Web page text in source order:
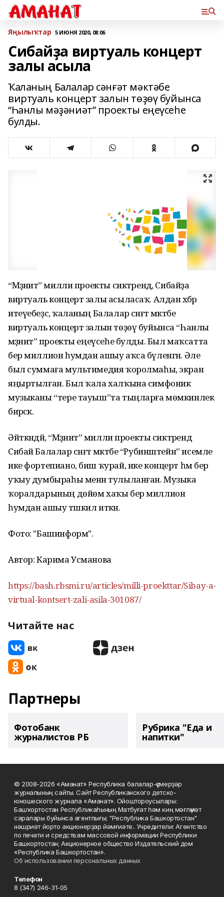
Яңылыҡтар 5 ИЮНЯ 2020, 08:06
Сибайҙа виртуаль концерт
залы асыла
Ҡаланың Балалар сәнғәт мәктәбе
виртуаль концерт залын төҙөү буйынса
“Һанлы мәҙәниәт” проекты еңеүсеһе
булды.
“Мәҙәниәт” милли проекты сиктәрендә, Сибайҙа
виртуаль концерт залы асыласаҡ. Алдан хәбәр
итеүебеҙсә, ҡаланың Балалар сәнғәт мәктәбе
виртуаль концерт залын төҙөү буйынса “Һанлы
мәҙәниәт” проекты еңеүсеһе булды. Был маҡсатта
бер миллион һумдан ашыу аҡса бүленгән. Әле
был суммаға мультимедия ҡоролмаһы, экран
яңыртылған. Был ҡала халҡына симфоник
музыканы “тере тауыш”та тыңларға мөмкинлек
бирәсәк.
Әйткәндәй, “Мәҙәниәт” милли проекты сиктәрендә
Сибай Балалар сәнғәт мәктәбе “Рубинштейн” исемле
ике фортепиано, биш ҡурай, ике концерт һәм бер
уҡыу думбыраһы менән тулыланған. Музыка
ҡоралдарының дөйөм хаҡы бер миллион
һумдан ашыу тәшкил иткән.
Фото: "Башинформ".
Автор: Карима Усманова
https://bash.rbsmi.ru/articles/milli-proekttar/Sibay-a-
virtual-kontsert-zali-asila-301087/
Читайте нас
Партнеры
Фотобанк
журналистов РБ
Рубрика "Еда и
напитки"
© 2008-2026 «Аманат» Республика балалар-үҫмерҙәр
журналының сайты. Сайт Республиканского детско-
юношеского журнала «Аманат». Ойоштороусылары:
Башҡортостан Республикаһының Матбуғат һәм киң мәғлүмәт
саралары буйынса агентлығы; "Республика Башкортостан"
нәшриәт йорто акционерҙар йәмғиәте.. Учредители: Агентство
по печати и средствам массовой информации Республики
Башкортостан; Акционерное общество Издательский дом
«Республика Башкортостан».
Об использовании персональных данных
Телефон
8 (347) 246-31-05